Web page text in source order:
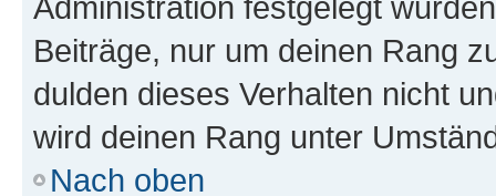
Beiträge, nur um deinen Rang
dulden dieses Verhalten nicht
wird deinen Rang unter
Nach oben